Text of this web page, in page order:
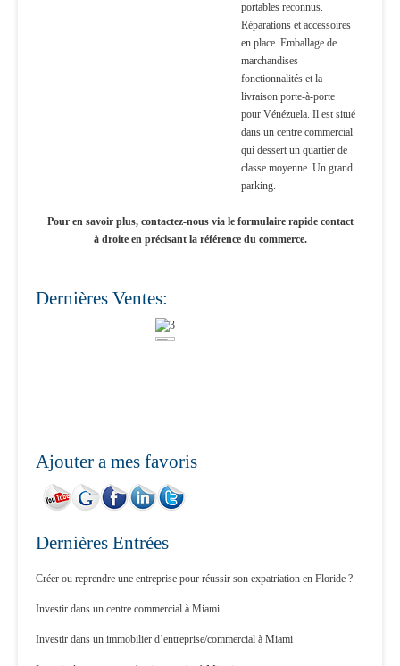
portables reconnus.
Réparations et accessoires
en place. Emballage de
marchandises
fonctionnalités et la
livraison porte-à-porte
pour Vénézuela. Il est situé
dans un centre commercial
qui dessert un quartier de
classe moyenne. Un grand
parking.
Pour en savoir plus, contactez-nous via le formulaire rapide contact
à droite en précisant la référence du commerce.
Dernières Ventes:
Ajouter a mes favoris
Dernières Entrées
Créer ou reprendre une entreprise pour réussir son expatriation en Floride ?
Investir dans un centre commercial à Miami
Investir dans un immobilier d’entreprise/commercial à Miami